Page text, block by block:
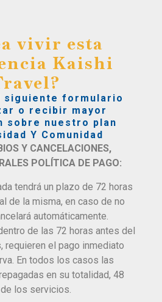
vivir esta
Kaishi
siguiente formulario
o recibir mayor
sobre nuestro plan
Y Comunidad
Y CANCELACIONES,
POLÍTICA DE PAGO:
tendrá un plazo de 72 horas
de la misma, en caso de no
automáticamente.
de las 72 horas antes del
el pago inmediato
En todos los casos las
en su totalidad, 48
los servicios.